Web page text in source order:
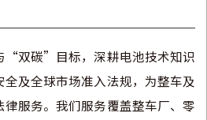
双碳”目标，深耕电池技术知识
及全球市场准入法规，为整车及
服务。我们服务覆盖整车厂、零